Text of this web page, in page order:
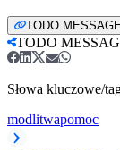
TODO MESSAGE
TODO
Słowa kluczowe/
modlitwapomoc